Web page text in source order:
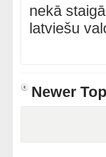
nekā
latviešu
Newer